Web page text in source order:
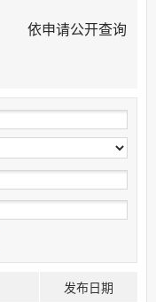
依申请公开查询
发布日期